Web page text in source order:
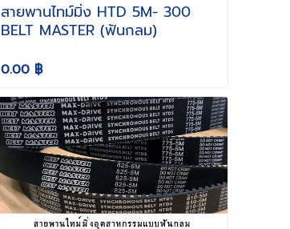
สายพานไทม์มิ่ง HTD 5M- 300
BELT MASTER (ฟันกลม)
0.00 ฿